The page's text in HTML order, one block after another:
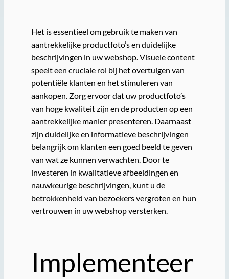
Het is essentieel om gebruik te maken van
aantrekkelijke productfoto’s en duidelijke
beschrijvingen in uw webshop. Visuele content
speelt een cruciale rol bij het overtuigen van
potentiële klanten en het stimuleren van
aankopen. Zorg ervoor dat uw productfoto’s
van hoge kwaliteit zijn en de producten op een
aantrekkelijke manier presenteren. Daarnaast
zijn duidelijke en informatieve beschrijvingen
belangrijk om klanten een goed beeld te geven
van wat ze kunnen verwachten. Door te
investeren in kwalitatieve afbeeldingen en
nauwkeurige beschrijvingen, kunt u de
betrokkenheid van bezoekers vergroten en hun
vertrouwen in uw webshop versterken.
Implementeer